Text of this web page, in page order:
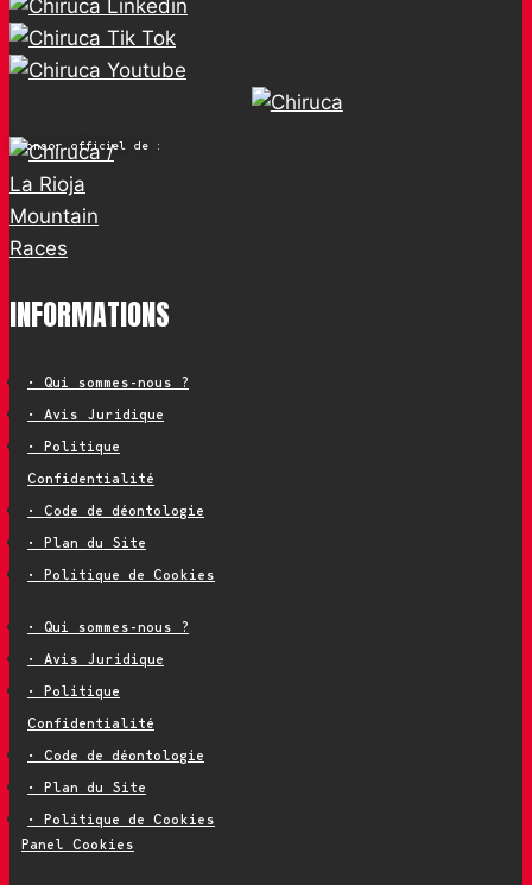
Sponsor officiel de :
INFORMATIONS
• Qui sommes-nous ?
• Avis Juridique
• Politique
Confidentialité
• Code de déontologie
• Plan du Site
• Politique de Cookies
• Qui sommes-nous ?
• Avis Juridique
• Politique
Confidentialité
• Code de déontologie
• Plan du Site
• Politique de Cookies
Panel Cookies